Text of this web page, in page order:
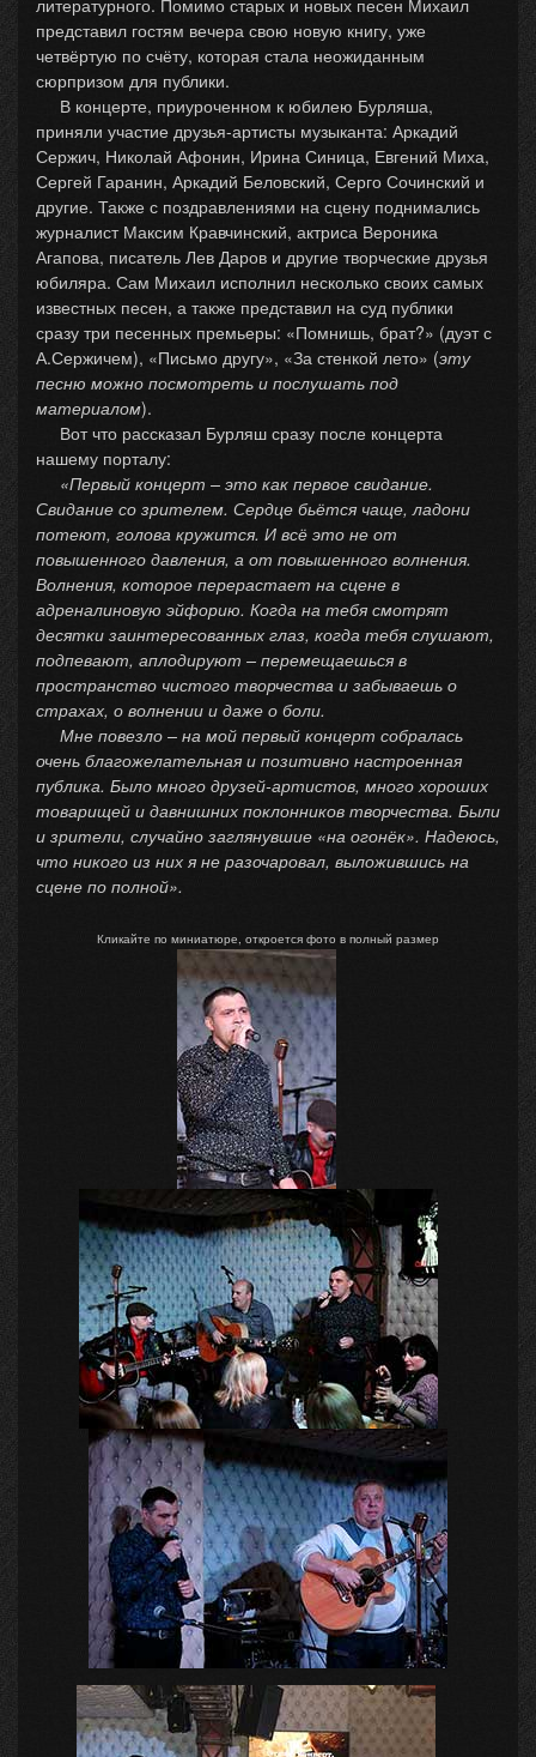
литературного. Помимо старых и новых песен Михаил
представил гостям вечера свою новую книгу, уже
четвёртую по счёту, которая стала неожиданным
сюрпризом для публики.
В концерте, приуроченном к юбилею Бурляша,
приняли участие друзья-артисты музыканта: Аркадий
Сержич, Николай Афонин, Ирина Синица, Евгений Миха,
Сергей Гаранин, Аркадий Беловский, Серго Сочинский и
другие. Также с поздравлениями на сцену поднимались
журналист Максим Кравчинский, актриса Вероника
Агапова, писатель Лев Даров и другие творческие друзья
юбиляра. Сам Михаил исполнил несколько своих самых
известных песен, а также представил на суд публики
сразу три песенных премьеры: «Помнишь, брат?» (дуэт с
А.Сержичем), «Письмо другу», «За стенкой лето» (эту
песню можно посмотреть и послушать под
материалом).
Вот что рассказал Бурляш сразу после концерта
нашему порталу:
«Первый концерт – это как первое свидание.
Свидание со зрителем. Сердце бьётся чаще, ладони
потеют, голова кружится. И всё это не от
повышенного давления, а от повышенного волнения.
Волнения, которое перерастает на сцене в
адреналиновую эйфорию. Когда на тебя смотрят
десятки заинтересованных глаз, когда тебя слушают,
подпевают, аплодируют – перемещаешься в
пространство чистого творчества и забываешь о
страхах, о волнении и даже о боли.
Мне повезло – на мой первый концерт собралась
очень благожелательная и позитивно настроенная
публика. Было много друзей-артистов, много хороших
товарищей и давнишних поклонников творчества. Были
и зрители, случайно заглянувшие «на огонёк». Надеюсь,
что никого из них я не разочаровал, выложившись на
сцене по полной».
Кликайте по миниатюре, откроется фото в полный размер